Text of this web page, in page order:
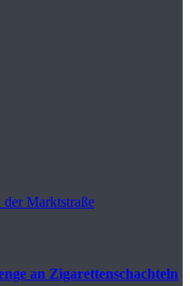
Marktstraße
an Zigarettenschachteln